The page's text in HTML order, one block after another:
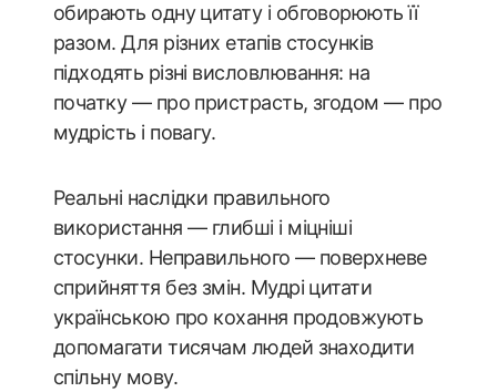
обирають одну цитату і обговорюють її
разом. Для різних етапів стосунків
підходять різні висловлювання: на
початку — про пристрасть, згодом — про
мудрість і повагу.
Реальні наслідки правильного
використання — глибші і міцніші
стосунки. Неправильного — поверхневе
сприйняття без змін. Мудрі цитати
українською про кохання продовжують
допомагати тисячам людей знаходити
спільну мову.